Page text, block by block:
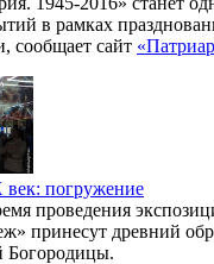
в рамках
сообщает сайт
погружение
проведения
принесут древний
Богородицы.